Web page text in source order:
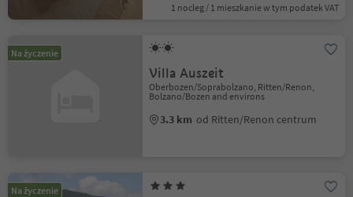
1 nocleg / 1 mieszkanie w tym podatek VAT
Na życzenie
Villa Auszeit
Oberbozen/Soprabolzano, Ritten/Renon,
Bolzano/Bozen and environs
3.3 km od Ritten/Renon centrum
Na życzenie